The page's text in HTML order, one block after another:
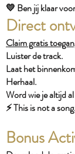
💛 Ben jij klaar
Direct
Claim gratis
Luister de track.
Laat het
Herhaal.
Word wie je altijd
⚡️ This is not a
Bonus